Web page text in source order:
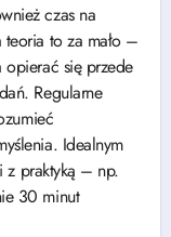
czas na
teoria to za mało –
opierać się przede
Regularne
Idealnym
z praktyką – np.
30 minut